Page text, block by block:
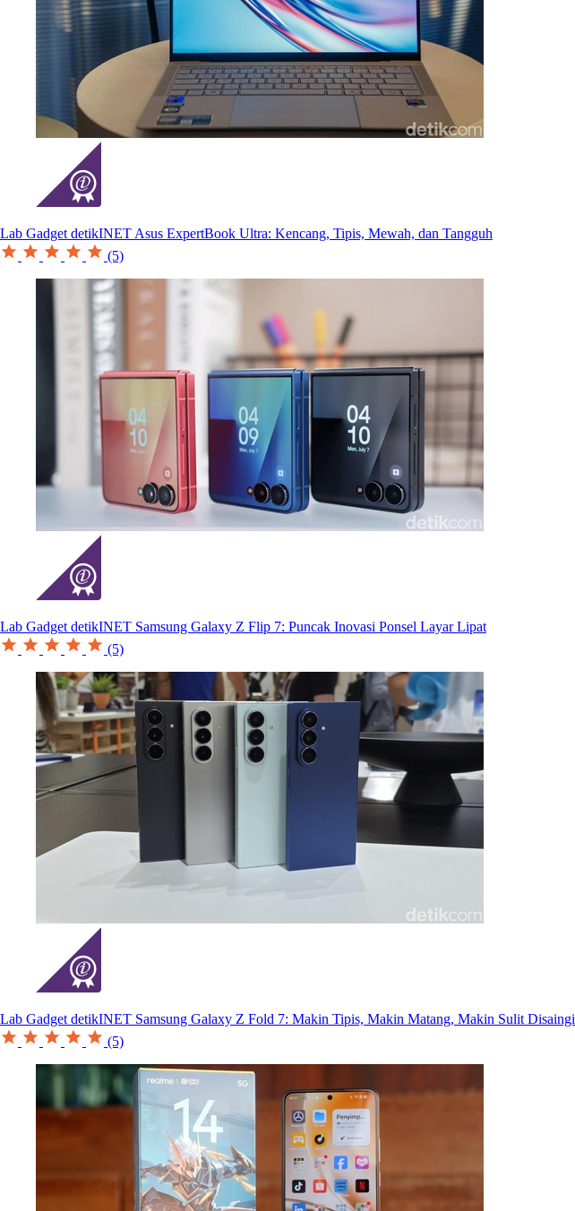
Lab Gadget detikINET Asus ExpertBook Ultra: Kencang, Tipis, Mewah, dan Tangguh
(5)
Lab Gadget detikINET Samsung Galaxy Z Flip 7: Puncak Inovasi Ponsel Layar Lipat
(5)
Lab Gadget detikINET Samsung Galaxy Z Fold 7: Makin Tipis, Makin Matang, Makin Sulit Disaingi
(5)